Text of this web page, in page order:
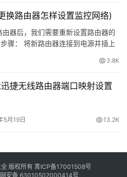
换路由器怎样设置监控网络)
器后，我们需要重新设置路由器的
骤： 将新路由器连接到电源并插上
3.8K
捷无线路由器端口映射设置
5月19日 13.2K
版权所有 青ICP备17001508号
安备 63010502000414号